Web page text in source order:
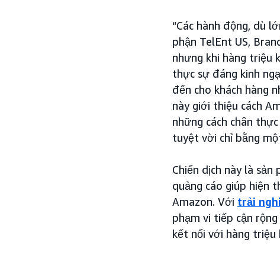
“Các hành động, dù
phận TelEnt US,
nhưng khi hàng triệu
thực sự đáng kinh
đến cho khách hàng
này giới thiệu cách
những cách chân
tuyệt vời chỉ bằng
Chiến dịch này là
quảng cáo giúp hiện
Amazon. Với trải
phạm vi tiếp cận
kết nối với hàng